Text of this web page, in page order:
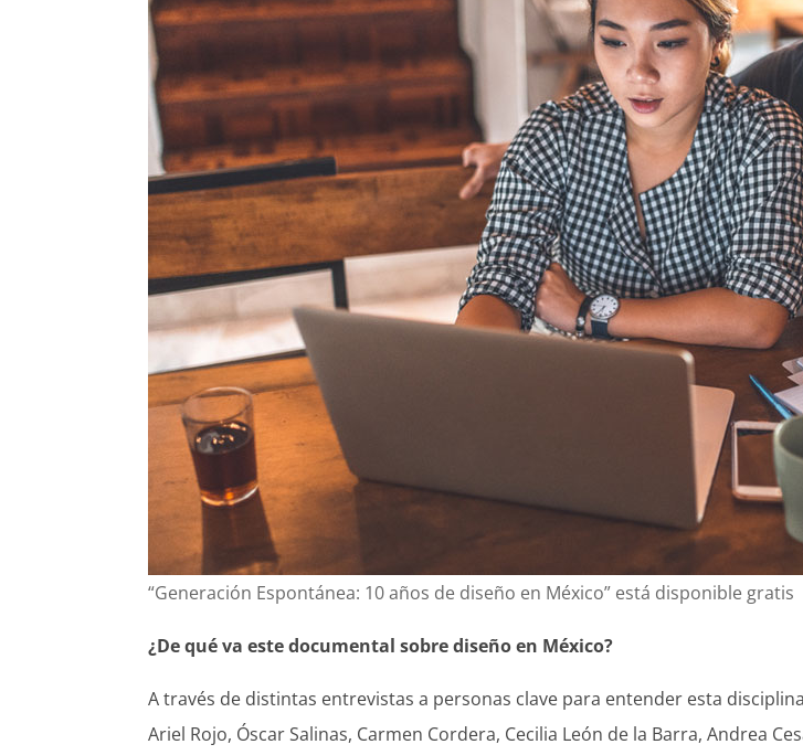
“Generación Espontánea: 10 años de diseño en México” está disponible gratis
¿De qué va este documental sobre diseño en México?
A través de distintas entrevistas a personas clave para entender esta
Ariel Rojo, Óscar Salinas, Carmen Cordera, Cecilia León de la Barra, Andrea